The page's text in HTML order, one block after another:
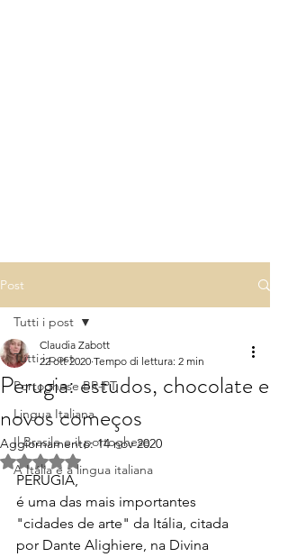
Post
Tutti i post
Portoghese BR-PT
Lingua Italiana
Il Brasile e il portoghese
A Itália e a lingua italiana
Tutti i post
Perugia: estudos, chocolate e
novos começos
Claudia Zabott
22 ott 2020 Tempo di lettura: 2 min
Aggiornamento:14 nov 2020
Valutazione NaN stelle su 5.
PERUGIA,
é uma das mais importantes
"cidades de arte" da Itália, citada
por Dante Alighiere, na Divina